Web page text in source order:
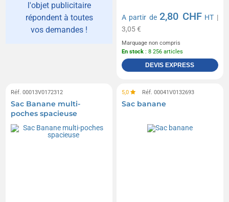
l'objet publicitaire
répondent à toutes
vos demandes !
A partir de2,80 CHF HT |
3,05 €
Marquage non compris
En stock : 8 256 articles
DEVIS EXPRESS
Réf. 00013V0172312
Sac Banane multi-
poches spacieuse
5,0 Réf. 00041V0132693
Sac banane